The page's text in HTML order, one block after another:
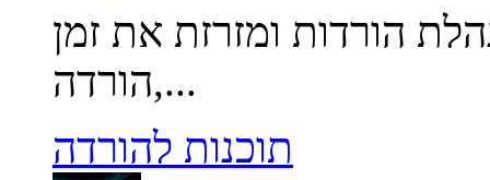
הורדות ומזרזת את זמן
הורדה,...
תוכנות להורדה